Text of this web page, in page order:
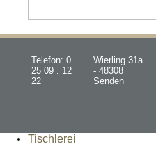
Telefon: 0
25 09 . 12
22
Wierling 31a
- 48308
Senden
Tischlerei